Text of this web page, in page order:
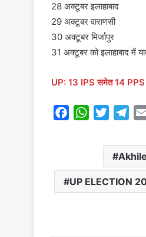
28 अक्टूबर इलाहाबाद
29 अक्टूबर वाराणसी
30 अक्टूबर मिर्जापुर
31 अक्टूबर को इलाहाबाद में
UP: 13 IPS समेत 14 PPS
b
o
W
s
A
i
t
e
l
e
g
r
UP ELECTION